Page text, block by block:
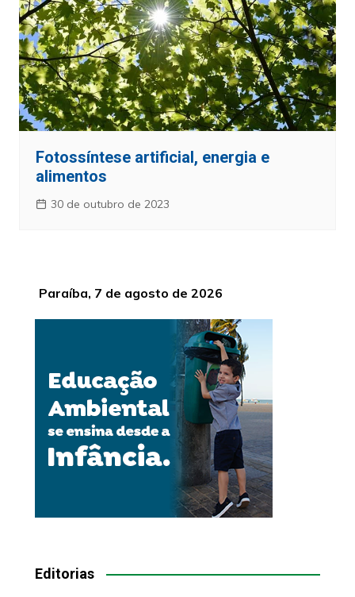
Fotossíntese artificial, energia e
alimentos
30 de outubro de 2023
Paraíba, 7 de agosto de 2026
Editorias